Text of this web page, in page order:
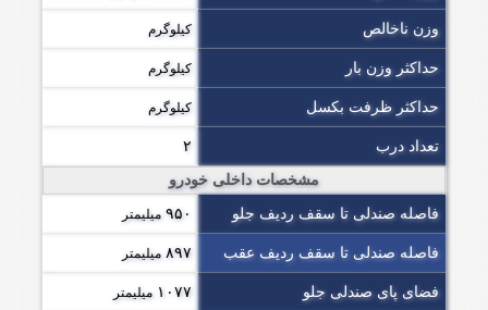
وزن ناخالص کیلوگرم
حداکثر وزن بار کیلوگرم
حداکثر ظرفت بکسل کیلوگرم
تعداد درب ۲
مشخصات داخلی خودرو
فاصله صندلی تا سقف ردیف جلو ۹۵۰ میلیمتر
فاصله صندلی تا سقف ردیف عقب ۸۹۷ میلیمتر
فضای پای صندلی جلو ۱۰۷۷ میلیمتر